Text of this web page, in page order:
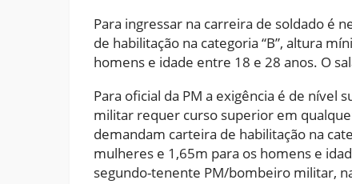
Para ingressar na carreira de soldado é
de habilitação na categoria “B”, altura
homens e idade entre 18 e 28 anos. O
Para oficial da PM a exigência é de
militar requer curso superior em
demandam carteira de habilitação na
mulheres e 1,65m para os homens e
segundo-tenente PM/bombeiro militar,